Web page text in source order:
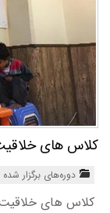
کلاس های
دوره‌های برگزار شده
کلاس های